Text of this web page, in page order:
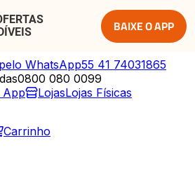
BAIXE O APP
WhatsApp55 41 74031865
0800 080 0099
App LojasLojas Físicas
Carrinho